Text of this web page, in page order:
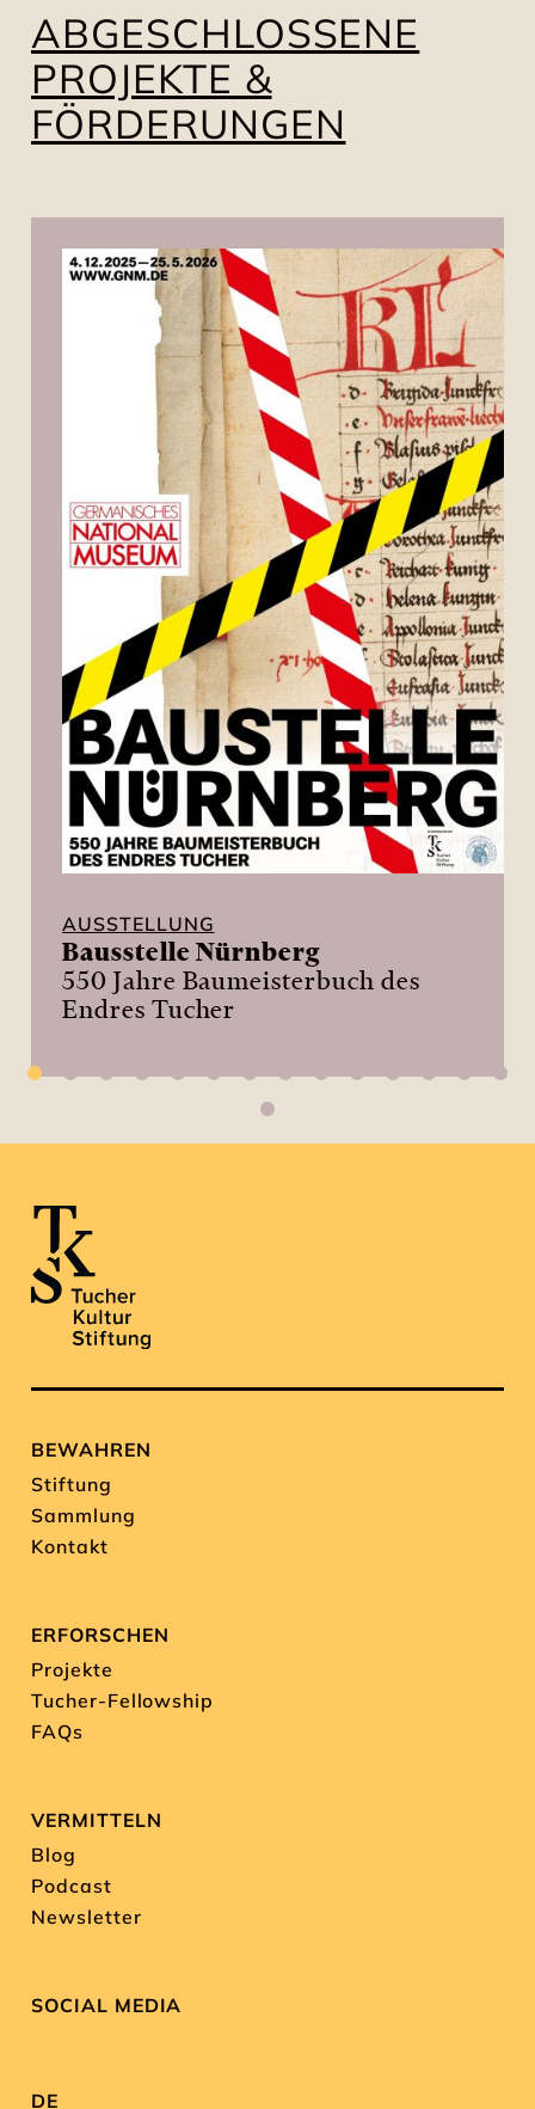
ABGESCHLOSSENE
PROJEKTE &
FÖRDERUNGEN
AUSSTELLUNG
Bausstelle Nürnberg
550 Jahre Baumeisterbuch des
Endres Tucher
BEWAHREN
Stiftung
Sammlung
Kontakt
ERFORSCHEN
Projekte
Tucher-Fellowship
FAQs
VERMITTELN
Blog
Podcast
Newsletter
SOCIAL MEDIA
DE